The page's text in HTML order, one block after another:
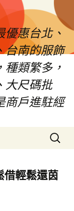
惠台北、
台南的服飾
類繁多，
大尺碼批
商戶進駐經
搜
尋
鍵
字:
借輕鬆還茵